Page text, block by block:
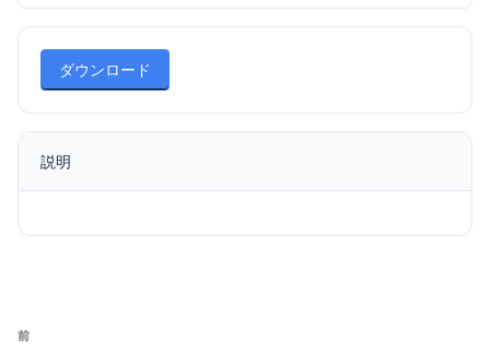
ダウンロード
説明
前
前